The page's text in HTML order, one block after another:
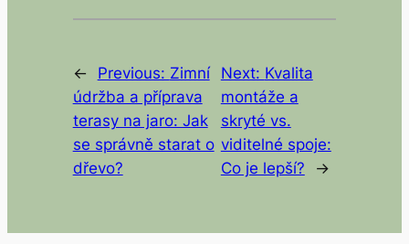
← Previous: Zimní
údržba a příprava
terasy na jaro: Jak
se správně starat o
dřevo?
Next: Kvalita
montáže a
skryté vs.
viditelné spoje:
Co je lepší?
→